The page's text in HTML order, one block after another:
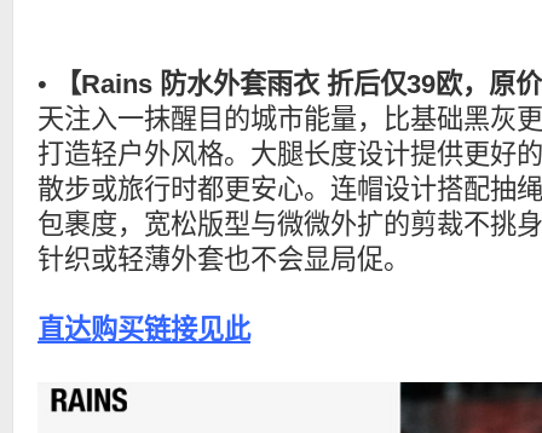
• 【Rains 防水外套雨衣 折后仅39欧，原
天注入一抹醒目的城市能量，比基础黑灰
打造轻户外风格。大腿长度设计提供更好
散步或旅行时都更安心。连帽设计搭配抽
包裹度，宽松版型与微微外扩的剪裁不挑
针织或轻薄外套也不会显局促。
直达购买链接见此